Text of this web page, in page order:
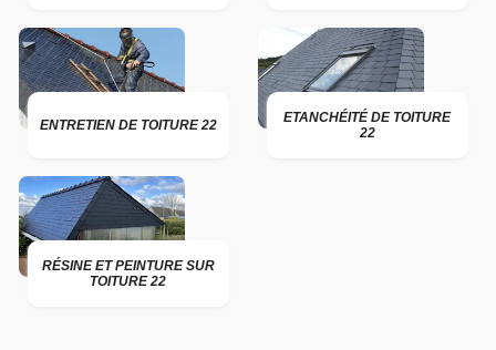
ENTRETIEN DE TOITURE 22
ETANCHÉITÉ DE TOITURE
22
RÉSINE ET PEINTURE SUR
TOITURE 22